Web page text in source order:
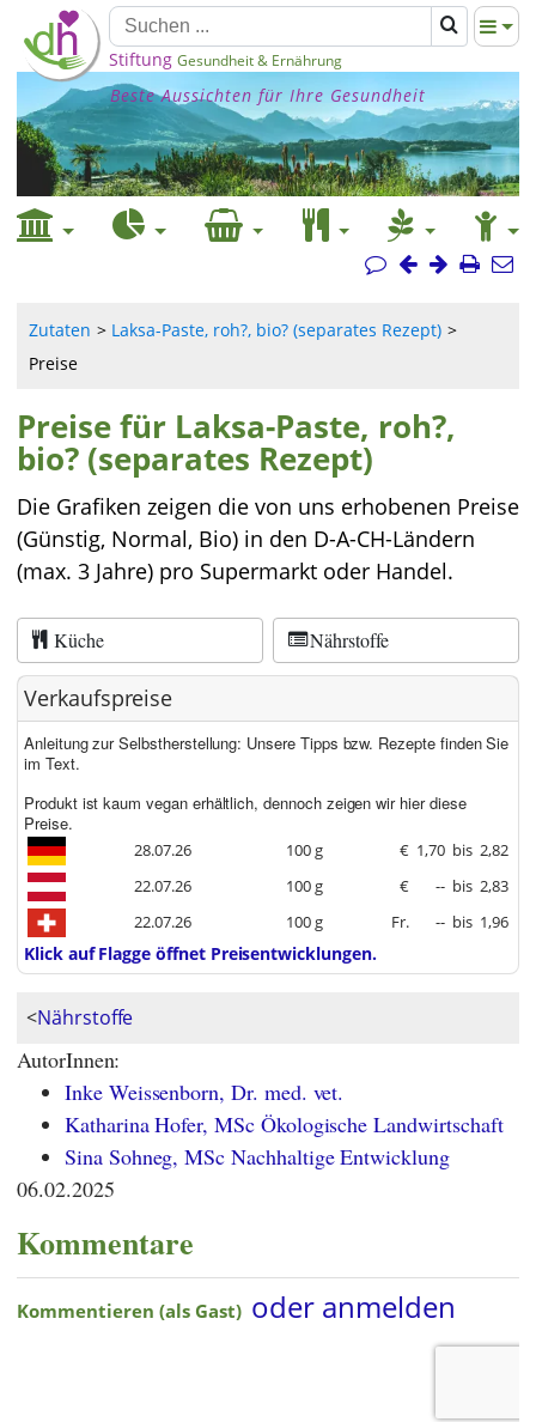
Stiftung Gesundheit & Ernährung
Beste Aussichten für Ihre Gesundheit
Zutaten
Laksa-Paste, roh?, bio? (separates Rezept)
Preise
Preise für Laksa-Paste, roh?,
bio? (separates Rezept)
Die Grafiken zeigen die von uns erhobenen Preise
(Günstig, Normal, Bio) in den D-A-CH-Ländern
(max. 3 Jahre) pro Supermarkt oder Handel.
Küche Nährstoffe
Verkaufspreise
Anleitung zur Selbstherstellung: Unsere Tipps bzw. Rezepte finden Sie
im Text.
Produkt ist kaum vegan erhältlich, dennoch zeigen wir hier diese
Preise.
28.07.26 100 g € 1,70 bis 2,82
22.07.26
100 g € -- bis 2,83
22.07.26
100 g Fr. -- bis 1,96
Klick auf Flagge öffnet Preisentwicklungen.
<Nährstoffe
AutorInnen:
Inke Weissenborn, Dr. med. vet.
Katharina Hofer, MSc Ökologische Landwirtschaft
Sina Sohneg, MSc Nachhaltige Entwicklung
06.02.2025
Kommentare